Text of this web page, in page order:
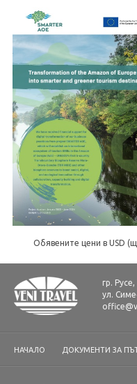
Обявените цени в USD
гр. Русе,
ул.
НАЧАЛО ДОКУМЕНТИ ЗА